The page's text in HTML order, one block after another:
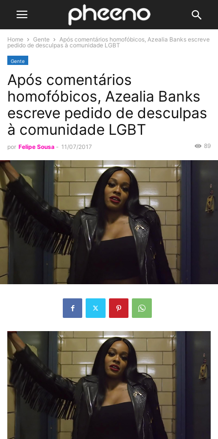
Home Gente
Após comentários homofóbicos, Azealia Banks escreve
pedido de desculpas à comunidade LGBT
Gente
Após comentários
homofóbicos, Azealia Banks
escreve pedido de desculpas
à comunidade LGBT
por Felipe Sousa - 11/07/2017 89